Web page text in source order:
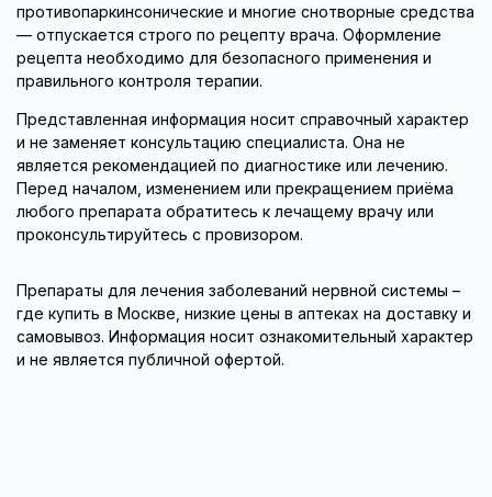
противопаркинсонические и многие снотворные средства
— отпускается строго по рецепту врача. Оформление
рецепта необходимо для безопасного применения и
правильного контроля терапии.
Представленная информация носит справочный характер
и не заменяет консультацию специалиста. Она не
является рекомендацией по диагностике или лечению.
Перед началом, изменением или прекращением приёма
любого препарата обратитесь к лечащему врачу или
проконсультируйтесь с провизором.
Препараты для лечения заболеваний нервной системы –
где купить в Москве, низкие цены в аптеках на доставку и
самовывоз. Информация носит ознакомительный характер
и не является публичной офертой.